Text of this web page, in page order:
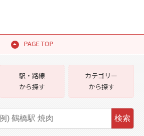
PAGE TOP
駅・路線
から探す
カテゴリー
から探す
検索